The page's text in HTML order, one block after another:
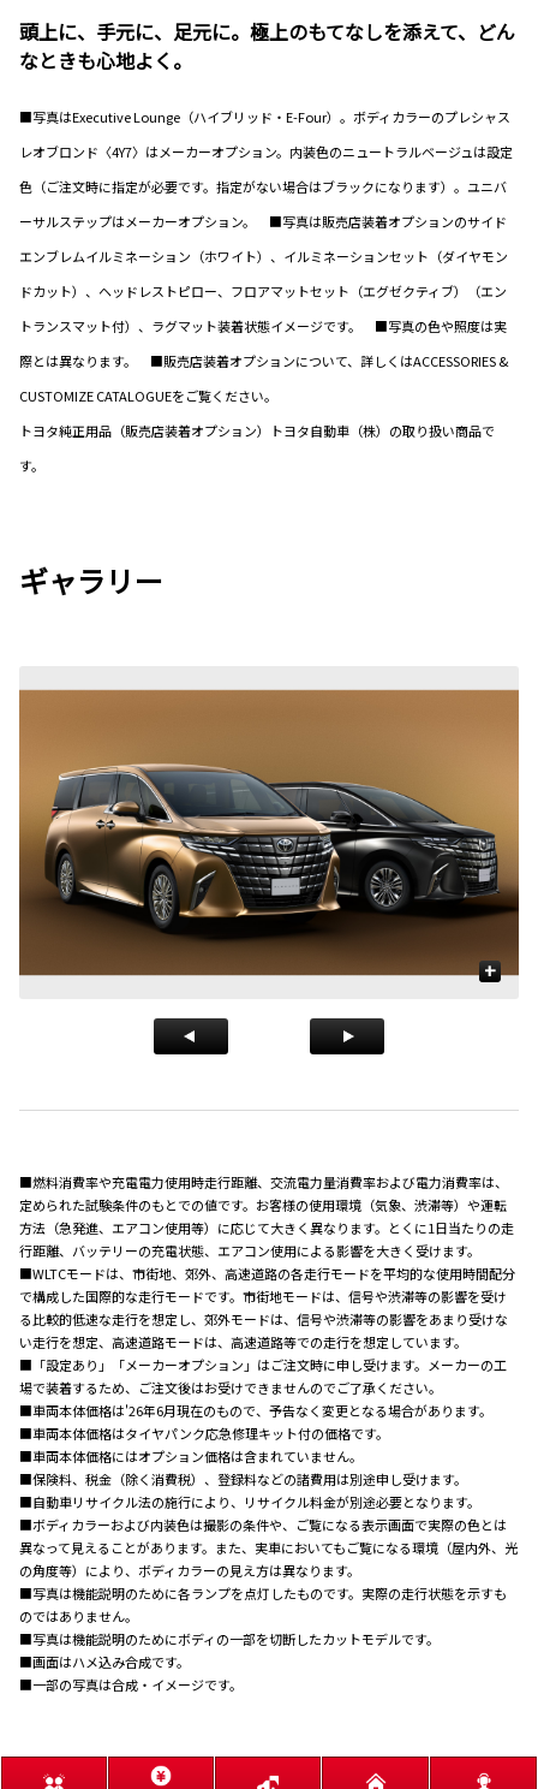
頭上に、手元に、足元に。極上のもてなしを添えて、どん
なときも心地よく。
■写真はExecutive Lounge（ハイブリッド・E-Four）。ボディカラーのプレシャス
レオブロンド〈4Y7〉はメーカーオプション。内装色のニュートラルベージュは設定
色（ご注文時に指定が必要です。指定がない場合はブラックになります）。ユニバ
ーサルステップはメーカーオプション。 ■写真は販売店装着オプションのサイド
エンブレムイルミネーション（ホワイト）、イルミネーションセット（ダイヤモン
ドカット）、ヘッドレストピロー、フロアマットセット（エグゼクティブ）（エン
トランスマット付）、ラグマット装着状態イメージです。 ■写真の色や照度は実
際とは異なります。 ■販売店装着オプションについて、詳しくはACCESSORIES &
CUSTOMIZE CATALOGUEをご覧ください。
トヨタ純正用品（販売店装着オプション）トヨタ自動車（株）の取り扱い商品で
す。
ギャラリー
+
■燃料消費率や充電電力使用時走行距離、交流電力量消費率および電力消費率は、
定められた試験条件のもとでの値です。お客様の使用環境（気象、渋滞等）や運転
方法（急発進、エアコン使用等）に応じて大きく異なります。とくに1日当たりの走
行距離、バッテリーの充電状態、エアコン使用による影響を大きく受けます。
■WLTCモードは、市街地、郊外、高速道路の各走行モードを平均的な使用時間配分
で構成した国際的な走行モードです。市街地モードは、信号や渋滞等の影響を受け
る比較的低速な走行を想定し、郊外モードは、信号や渋滞等の影響をあまり受けな
い走行を想定、高速道路モードは、高速道路等での走行を想定しています。
■「設定あり」「メーカーオプション」はご注文時に申し受けます。メーカーの工
場で装着するため、ご注文後はお受けできませんのでご了承ください。
■車両本体価格は'26年6月現在のもので、予告なく変更となる場合があります。
■車両本体価格はタイヤパンク応急修理キット付の価格です。
■車両本体価格にはオプション価格は含まれていません。
■保険料、税金（除く消費税）、登録料などの諸費用は別途申し受けます。
■自動車リサイクル法の施行により、リサイクル料金が別途必要となります。
■ボディカラーおよび内装色は撮影の条件や、ご覧になる表示画面で実際の色とは
異なって見えることがあります。また、実車においてもご覧になる環境（屋内外、光
の角度等）により、ボディカラーの見え方は異なります。
■写真は機能説明のために各ランプを点灯したものです。実際の走行状態を示すも
のではありません。
■写真は機能説明のためにボディの一部を切断したカットモデルです。
■画面はハメ込み合成です。
■一部の写真は合成・イメージです。